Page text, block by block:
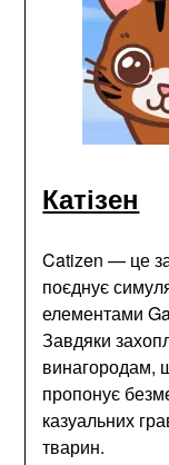
Катізен
Catizen — це
поєднує
елементами
Завдяки
винагородам,
пропонує
казуальних
тварин.